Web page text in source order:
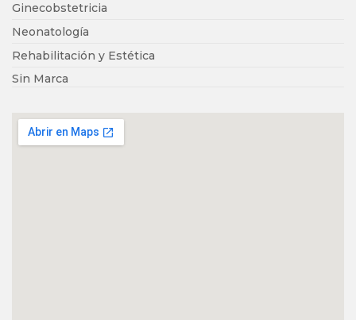
Ginecobstetricia
Neonatología
Rehabilitación y Estética
Sin Marca